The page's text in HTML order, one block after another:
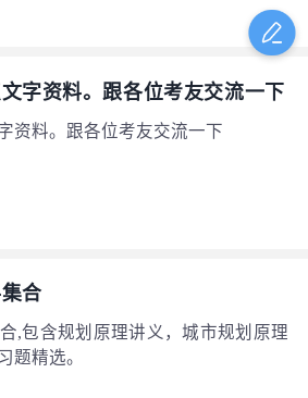
字资料。跟各位考友交流一下
资料。跟各位考友交流一下
合
,包含规划原理讲义，城市规划原理
题精选。